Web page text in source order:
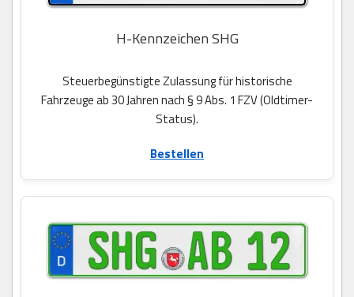
H-Kennzeichen SHG
Steuerbegünstigte Zulassung für historische
Fahrzeuge ab 30 Jahren nach § 9 Abs. 1 FZV (Oldtimer-
Status).
Bestellen